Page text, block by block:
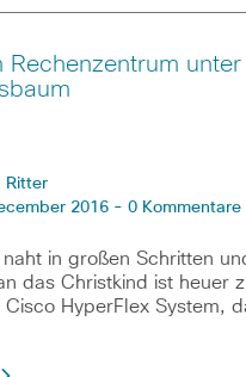
Rechenzentrum
Ritter
2016 - 0 Kommentare
in großen Schritten
das Christkind ist heuer
Cisco HyperFlex System,